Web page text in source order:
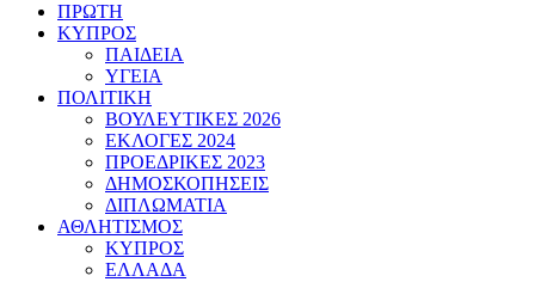
ΠΡΩΤΗ
ΚΥΠΡΟΣ
ΠΑΙΔΕΙΑ
ΥΓΕΙΑ
ΠΟΛΙΤΙΚΗ
ΒΟΥΛΕΥΤΙΚΕΣ 2026
ΕΚΛΟΓΕΣ 2024
ΠΡΟΕΔΡΙΚΕΣ 2023
ΔΗΜΟΣΚΟΠΗΣΕΙΣ
ΔΙΠΛΩΜΑΤΙΑ
ΑΘΛΗΤΙΣΜΟΣ
ΚΥΠΡΟΣ
ΕΛΛΑΔΑ